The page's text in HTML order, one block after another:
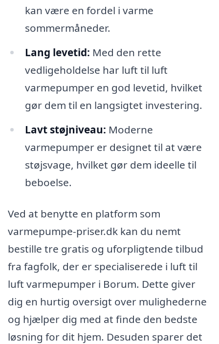
kan være en fordel i varme
sommermåneder.
Lang levetid: Med den rette
vedligeholdelse har luft til luft
varmepumper en god levetid, hvilket
gør dem til en langsigtet investering.
Lavt støjniveau: Moderne
varmepumper er designet til at være
støjsvage, hvilket gør dem ideelle til
beboelse.
Ved at benytte en platform som
varmepumpe-priser.dk kan du nemt
bestille tre gratis og uforpligtende tilbud
fra fagfolk, der er specialiserede i luft til
luft varmepumper i Borum. Dette giver
dig en hurtig oversigt over mulighederne
og hjælper dig med at finde den bedste
løsning for dit hjem. Desuden sparer det